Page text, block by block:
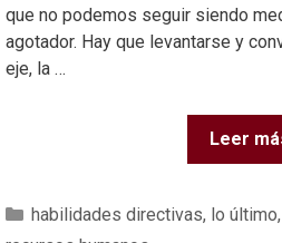
que no podemos seguir siendo
agotador. Hay que levantarse y
eje, la …
Leer
habilidades directivas, lo último,